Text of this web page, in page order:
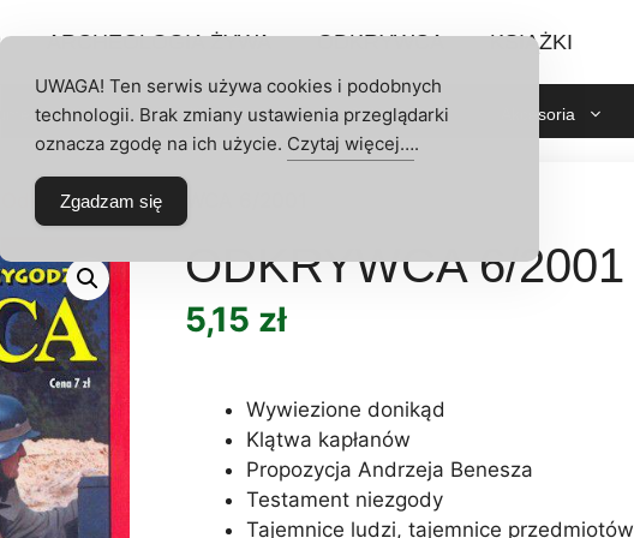
ARCHEOLOGIA ŻYWA ODKRYWCA KSIĄŻKI
Archeologia Żywa Odkrywca Akcesoria
/ ODKRYWCA 6/2001
ODKRYWCA 6/2001
5,15 zł
Wywiezione donikąd
Klątwa kapłanów
Propozycja Andrzeja Benesza
Testament niezgody
Tajemnice ludzi, tajemnice przedmiotów
UWAGA! Ten serwis używa cookies i podobnych
technologii. Brak zmiany ustawienia przeglądarki
oznacza zgodę na ich użycie. Czytaj więcej….
Zgadzam się